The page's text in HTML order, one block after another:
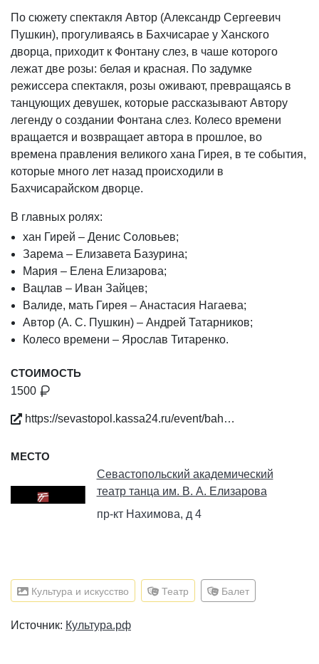
По сюжету спектакля Автор (Александр Сергеевич
Пушкин), прогуливаясь в Бахчисарае у Ханского
дворца, приходит к Фонтану слез, в чаше которого
лежат две розы: белая и красная. По задумке
режиссера спектакля, розы оживают, превращаясь в
танцующих девушек, которые рассказывают Автору
легенду о создании Фонтана слез. Колесо времени
вращается и возвращает автора в прошлое, во
времена правления великого хана Гирея, в те события,
которые много лет назад происходили в
Бахчисарайском дворце.
В главных ролях:
хан Гирей – Денис Соловьев;
Зарема – Елизавета Базурина;
Мария – Елена Елизарова;
Вацлав – Иван Зайцев;
Валиде, мать Гирея – Анастасия Нагаева;
Автор (А. С. Пушкин) – Андрей Татарников;
Колесо времени – Ярослав Титаренко.
СТОИМОСТЬ
1500
https://sevastopol.kassa24.ru/event/bah…
МЕСТО
Севастопольский академический
театр танца им. В. А. Елизарова
пр-кт Нахимова, д 4
Культура и искусство Театр Балет
Источник: Культура.рф